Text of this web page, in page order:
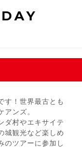
す！世界最古とも
アンズ。
ダ村やエキサイテ
城観光など楽しめ
のツアーに参加し